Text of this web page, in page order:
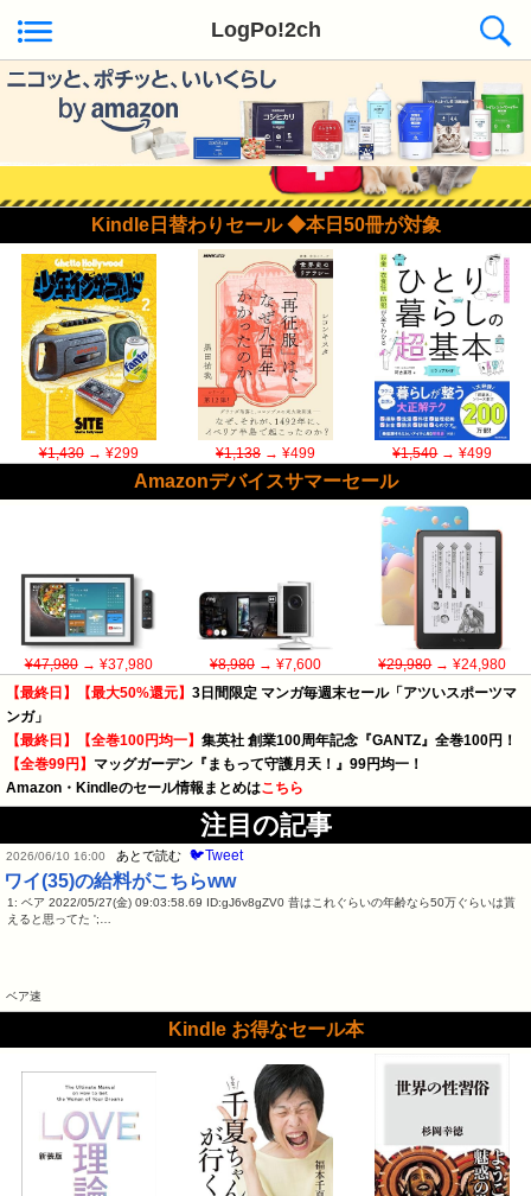
LogPo!2ch
Kindle日替わりセール ◆本日50冊が対象
¥1,430→ ¥299 ¥1,138→ ¥499 ¥1,540→ ¥499
Amazonデバイスサマーセール
¥47,980→ ¥37,980 ¥8,980→ ¥7,600 ¥29,980→ ¥24,980
【最終日】【最大50%還元】 3日間限定 マンガ毎週末セール「アツいスポーツマ
ンガ」
【最終日】【全巻100円均一】 集英社 創業100周年記念『GANTZ』全巻100円！
【全巻99円】 マッグガーデン『まもって守護月天！』99円均一！
Amazon・Kindleのセール情報まとめはこちら
注目の記事
2026/06/10 16:00 あとで読む 🐦Tweet
ワイ(35)の給料がこちらww
1: ベア 2022/05/27(金) 09:03:58.69 ID:gJ6v8gZV0 昔はこれぐらいの年齢なら50万ぐらいは貰
えると思ってた ';…
ベア速
Kindle お得なセール本